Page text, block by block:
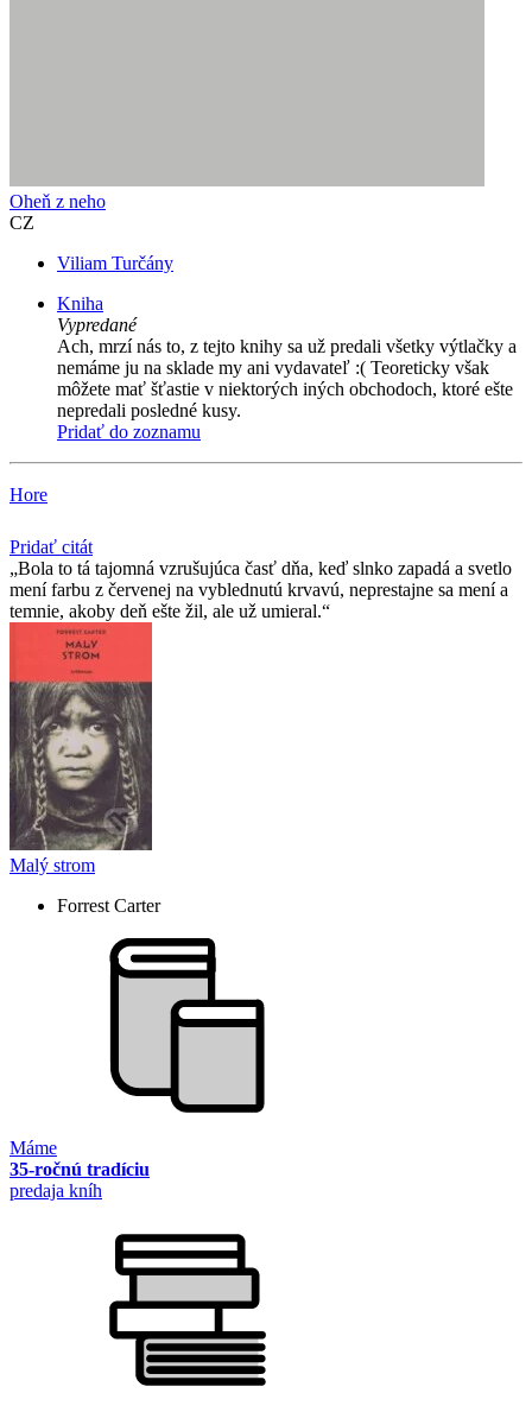
Oheň z neho
CZ
Viliam Turčány
Kniha
Vypredané
Ach, mrzí nás to, z tejto knihy sa už predali všetky výtlačky a
nemáme ju na sklade my ani vydavateľ :( Teoreticky však
môžete mať šťastie v niektorých iných obchodoch, ktoré ešte
nepredali posledné kusy.
Pridať do zoznamu
Hore
Pridať citát
Bola to tá tajomná vzrušujúca časť dňa, keď slnko zapadá a svetlo
mení farbu z červenej na vyblednutú krvavú, neprestajne sa mení a
temnie, akoby deň ešte žil, ale už umieral.
Malý strom
Forrest Carter
Máme
35-ročnú tradíciu
predaja kníh